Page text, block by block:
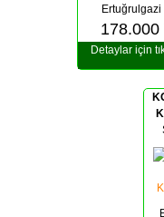
Ertuğrulgazi
178.000
Detaylar için